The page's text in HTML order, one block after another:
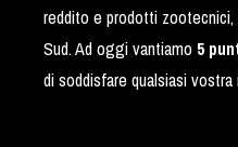
reddito e prodotti
Sud. Ad oggi vantiamo 5
di soddisfare qualsiasi